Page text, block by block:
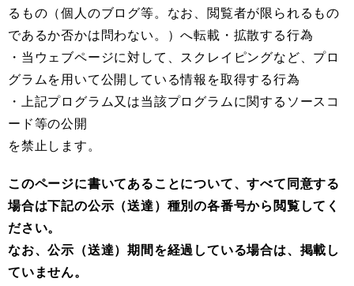
るもの（個人のブログ等。なお、閲覧者が限られるもの
であるか否かは問わない。）へ転載・拡散する行為
・当ウェブページに対して、スクレイピングなど、プロ
グラムを用いて公開している情報を取得する行為
・上記プログラム又は当該プログラムに関するソースコ
ード等の公開
を禁止します。 ​
このページに書いてあることについて、すべて同意する
場合は下記の公示（送達）種別の各番号から閲覧してく
ださい。
なお、公示（送達）期間を経過している場合は、掲載し
ていません。​